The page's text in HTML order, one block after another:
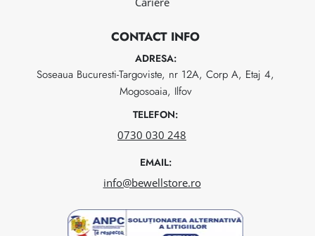
CONTACT INFO
ADRESA:
Soseaua Bucuresti-Targoviste, nr 12A, Corp A, Etaj 4,
Mogosoaia, Ilfov
TELEFON:
0730 030 248
EMAIL:
info@bewellstore.ro